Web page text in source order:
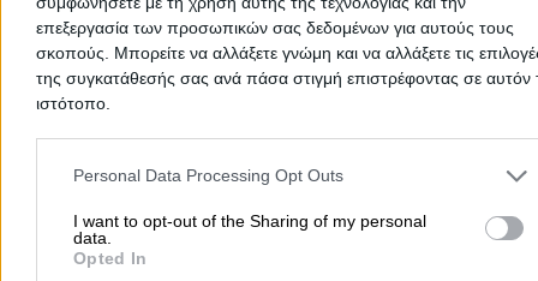
επεξεργασία των προσωπικών σας δεδομένων για αυτούς τους
σκοπούς. Μπορείτε να αλλάξετε γνώμη και να αλλάξετε τις
της συγκατάθεσής σας ανά πάσα στιγμή επιστρέφοντας σε αυτόν
ιστότοπο.
Please note that this website/app uses one or more Google
and may gather and store information including but not limited to
to Google and its third-party tags to use your data for below
purposes in below Google consent section.
Personal Data Processing Opt Outs
I want to opt-out of the Sharing of my personal
data.
Opted In
Στοιχεία αναζήτησης: Σύλλογοι Σωματεία , Φωκίδας
ΚΥΝΗΓΕΤΙΚΟΣ ΣΥΛΛΟΓΟΣ ΑΜΦΙΣΣΑΣ
Σύλλογοι - Σωματεία
Τράκα Κόμνα 16, Άμφισσα
Τηλέφωνο:2265028838
Στοιχεία αναζήτησης: Σύλλογοι Σωματεία , Φωκίδας
ΕΝΩΣΗ ΠΟΤΙΔΑΝΕΙΩΝ ΔΩΡΙΔΑΣ